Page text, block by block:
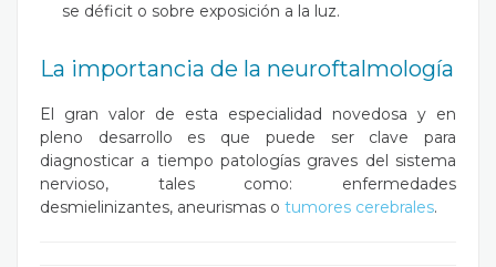
se déficit o sobre exposición a la luz.
La importancia de la neuroftalmología
El gran valor de esta especialidad novedosa y en
pleno desarrollo es que puede ser clave para
diagnosticar a tiempo patologías graves del sistema
nervioso, tales como: enfermedades
desmielinizantes, aneurismas o tumores cerebrales.